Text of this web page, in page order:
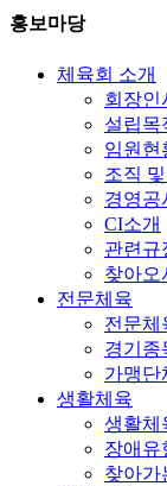
홍보마당
체육회 소개
회장인
설립목
임원현
조직
경영공
CI소개
관련규
찾아오
전문체육
전문체
경기종
가맹단
생활체육
생활체
장애유
찾아가